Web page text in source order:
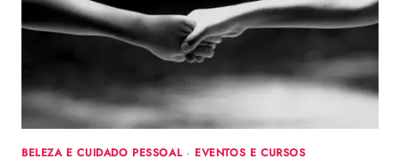
LINE
NO
MUNDO
ESTÉTICA
E
MICROPIGMENTAÇÃO
BELEZA E CUIDADO PESSOAL· EVENTOS E CURSOS